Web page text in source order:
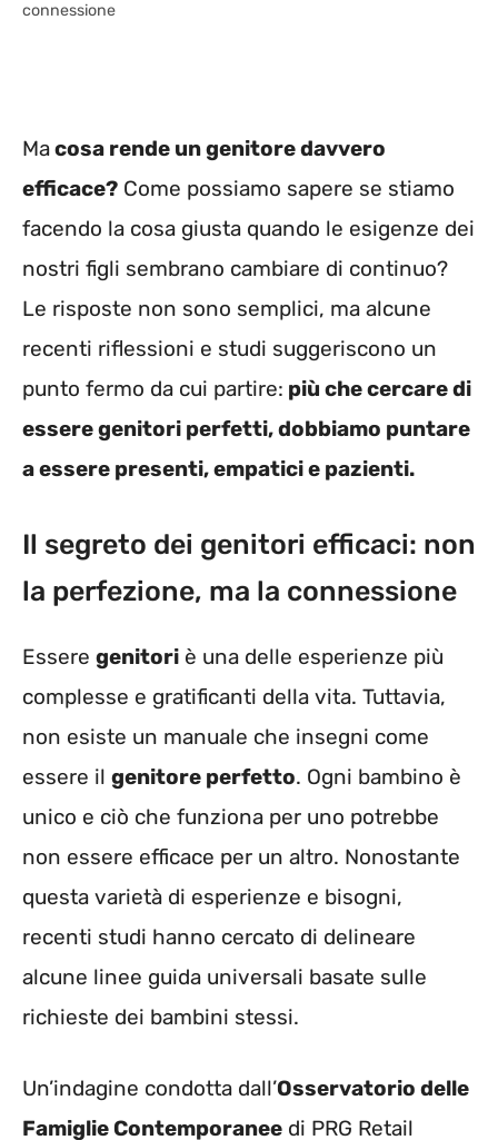
connessione
Macosa rende un genitore davvero
efficace? Come possiamo sapere se stiamo
facendo la cosa giusta quando le esigenze dei
nostri figli sembrano cambiare di continuo?
Le risposte non sono semplici, ma alcune
recenti riflessioni e studi suggeriscono un
punto fermo da cui partire: più che cercare di
essere genitori perfetti, dobbiamo puntare
a essere presenti, empatici e pazienti.
Il segreto dei genitori efficaci: non
la perfezione, ma la connessione
Essere genitori è una delle esperienze più
complesse e gratificanti della vita. Tuttavia,
non esiste un manuale che insegni come
essere il genitore perfetto. Ogni bambino è
unico e ciò che funziona per uno potrebbe
non essere efficace per un altro. Nonostante
questa varietà di esperienze e bisogni,
recenti studi hanno cercato di delineare
alcune linee guida universali basate sulle
richieste dei bambini stessi.
Un’indagine condotta dall’Osservatorio delle
Famiglie Contemporanee di PRG Retail